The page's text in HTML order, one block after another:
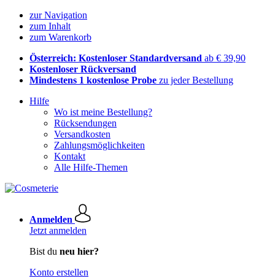
zur Navigation
zum Inhalt
zum Warenkorb
Österreich: Kostenloser Standardversand ab € 39,90
Kostenloser Rückversand
Mindestens 1 kostenlose Probe zu jeder Bestellung
Hilfe
Wo ist meine Bestellung?
Rücksendungen
Versandkosten
Zahlungsmöglichkeiten
Kontakt
Alle Hilfe-Themen
Anmelden
Jetzt anmelden
Bist du neu hier?
Konto erstellen